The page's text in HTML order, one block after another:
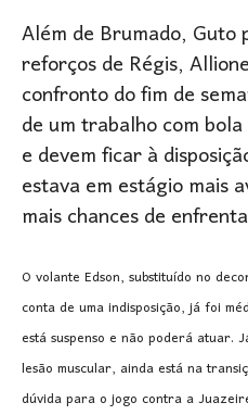
Além de Brumado,
reforços de Régis,
confronto do fim de
de um trabalho com
e devem ficar à
estava em estágio mais
mais chances de
O volante Edson, substituído no
conta de uma indisposição, já foi
está suspenso e não poderá atuar.
lesão muscular, ainda está na
dúvida para o jogo contra a